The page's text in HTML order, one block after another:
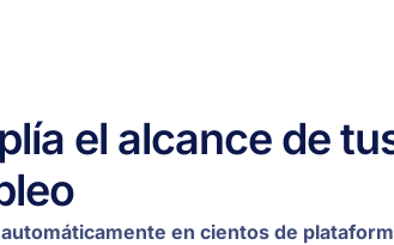
el alcance de
en cientos de